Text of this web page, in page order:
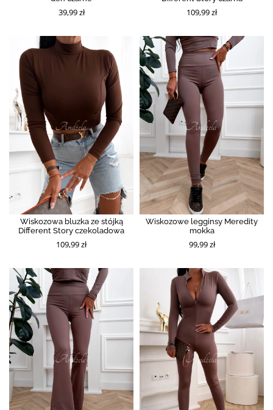
39,99 zł 109,99 zł
Wiskozowa bluzka ze stójką
Different Story czekoladowa
109,99 zł
Wiskozowe legginsy Meredity
mokka
99,99 zł